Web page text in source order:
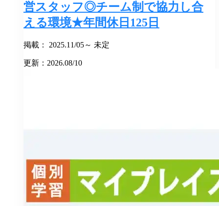
営スタッフ◎チーム制で協力し合
える環境★年間休日125日
掲載： 2025.11/05～ 未定
更新：2026.08/10